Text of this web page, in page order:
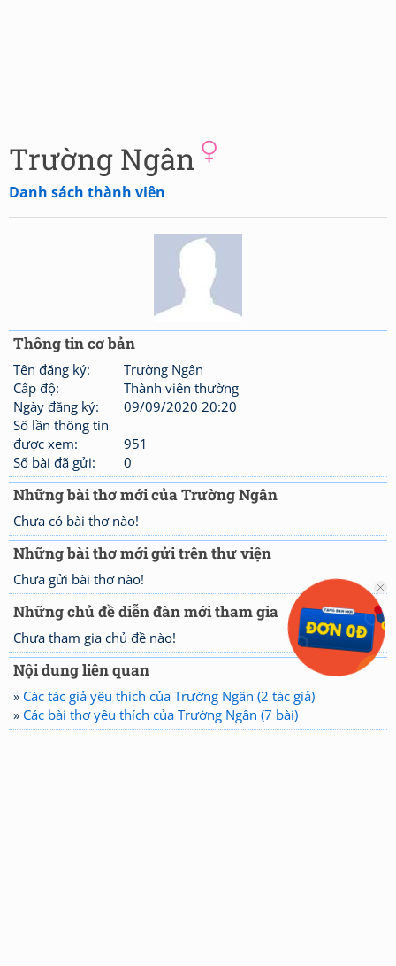
Trường Ngân
Danh sách thành viên
Thông tin cơ bản
Tên đăng ký:
Trường Ngân
Cấp độ:
Thành viên thường
Ngày đăng ký:
09/09/2020 20:20
Số lần thông tin
được xem:
951
Số bài đã gửi:
0
Những bài thơ mới của Trường Ngân
Chưa có bài thơ nào!
Những bài thơ mới gửi trên thư viện
Chưa gửi bài thơ nào!
Những chủ đề diễn đàn mới tham gia
Chưa tham gia chủ đề nào!
Nội dung liên quan
» Các tác giả yêu thích của Trường Ngân (2 tác giả)
» Các bài thơ yêu thích của Trường Ngân (7 bài)